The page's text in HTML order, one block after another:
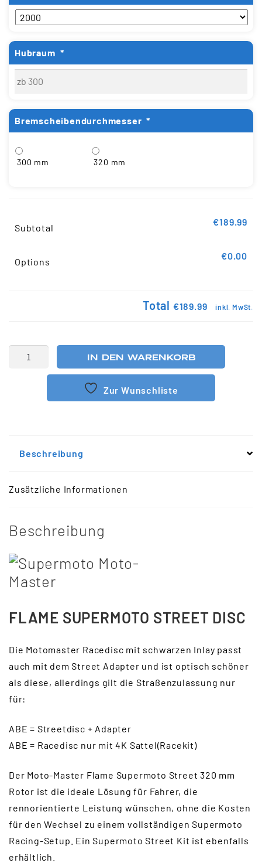
Hubraum *
Bremscheibendurchmesser *
300 mm 320 mm
Subtotal
€189.99
Options
€0.00
Total €189.99 inkl. MwSt.
IN DEN WARENKORB
Zur Wunschliste
Beschreibung
Zusätzliche Informationen
Beschreibung
FLAME SUPERMOTO STREET DISC
Die Motomaster Racedisc mit schwarzen Inlay passt
auch mit dem Street Adapter und ist optisch schöner
als diese, allerdings gilt die Straßenzulassung nur
für:
ABE = Streetdisc + Adapter
ABE = Racedisc nur mit 4K Sattel(Racekit)
Der Moto-Master Flame Supermoto Street 320 mm
Rotor ist die ideale Lösung für Fahrer, die
rennorientierte Leistung wünschen, ohne die Kosten
für den Wechsel zu einem vollständigen Supermoto
Racing-Setup. Ein Supermoto Street Kit ist ebenfalls
erhältlich.